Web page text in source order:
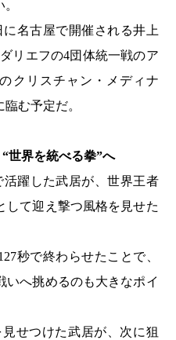
名古屋で開催される井上
リエフの4団体統一戦のア
クリスチャン・メディナ
む予定だ。
世界を統べる拳”へ
躍した武居が、世界王者
して迎え撃つ風格を見せた
秒で終わらせたことで、
いへ挑めるのも大きなポイ
せつけた武居が、次に狙